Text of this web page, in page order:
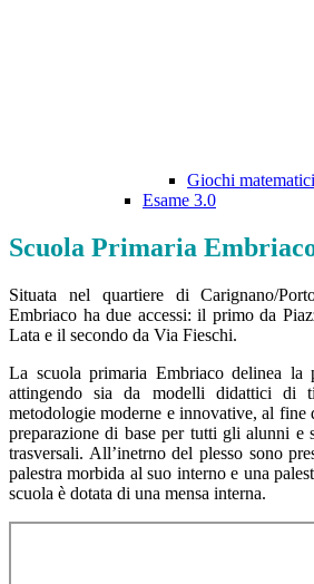
Giochi
Esame 3.0
Scuola Primaria
Situata nel quartiere di Carignano/
Embriaco ha due accessi: il primo da
Lata e il secondo da Via Fieschi.
La scuola primaria Embriaco delinea la
attingendo sia da modelli didattici di
metodologie moderne e innovative, al fine
preparazione di base per tutti gli alunni e
trasversali. All’inetrno del plesso sono
palestra morbida al suo interno e una
scuola è dotata di una mensa interna.